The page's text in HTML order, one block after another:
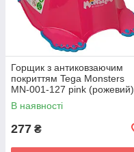
Горщик з антиковзаючим
покриттям Tega Monsters
MN-001-127 pink (рожевий)
В наявності
277 ₴